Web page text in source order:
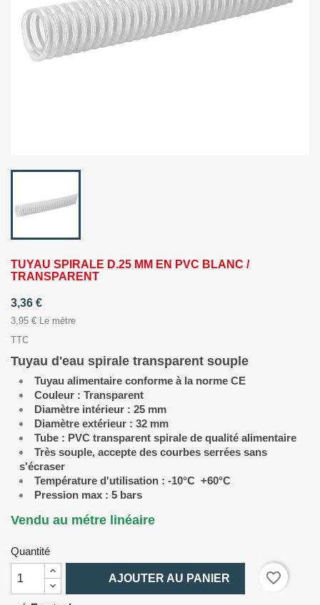
TUYAU SPIRALE D.25 MM EN PVC BLANC /
TRANSPARENT
3,36 €
3,95 € Le mètre
TTC
Tuyau d'eau spirale transparent souple
Tuyau alimentaire conforme à la norme CE
Couleur : Transparent
Diamètre intérieur : 25 mm
Diamètre extérieur : 32 mm
Tube : PVC transparent spirale de qualité alimentaire
Très souple, accepte des courbes serrées sans
s'écraser
Température d'utilisation : -10°C +60°C
Pression max : 5 bars
Vendu au métre linéaire
Quantité
AJOUTER AU PANIER
favorite_border